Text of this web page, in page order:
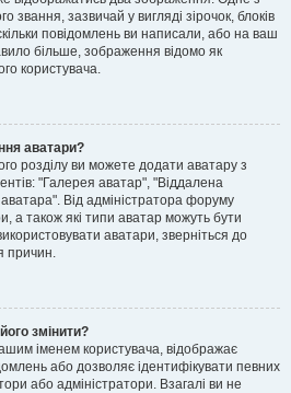
звання, зазвичай у вигляді зірочок, блоків
повідомлень ви написали, або на ваш
більше, зображення відомо як
користувача.
аватари?
розділу ви можете додати аватару з
"Галерея аватар", "Віддалена
Від адміністратора форуму
а також які типи аватар можуть бути
аватари, зверніться до
причин.
змінити?
іменем користувача, відображає
або дозволяє ідентифікувати певних
або адміністратори. Взагалі ви не